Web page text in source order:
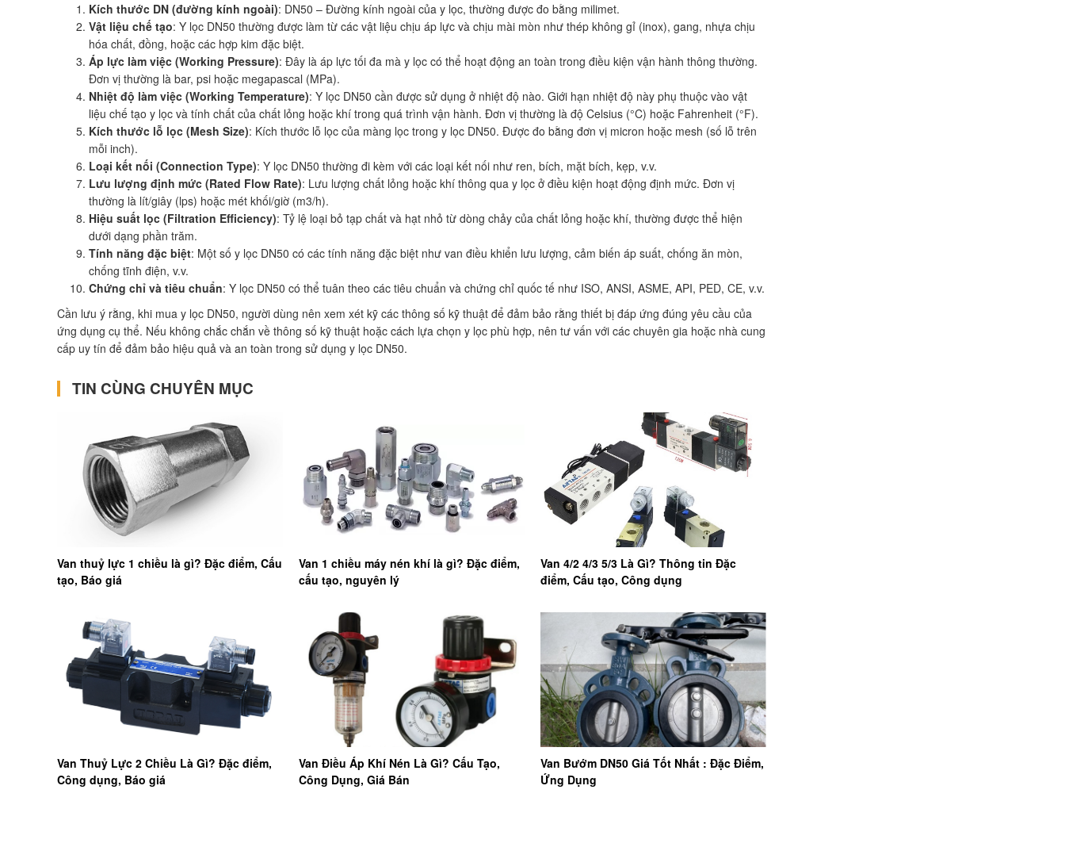
Kích thước DN (đường kính ngoài): DN50 – Đường kính ngoài của y lọc, thường được đo bằng milimet.
Vật liệu chế tạo: Y lọc DN50 thường được làm từ các vật liệu chịu áp lực và chịu mài mòn như thép không gỉ (inox), gang, nhựa chịu
hóa chất, đồng, hoặc các hợp kim đặc biệt.
Áp lực làm việc (Working Pressure): Đây là áp lực tối đa mà y lọc có thể hoạt động an toàn trong điều kiện vận hành thông thường.
Đơn vị thường là bar, psi hoặc megapascal (MPa).
Nhiệt độ làm việc (Working Temperature): Y lọc DN50 cần được sử dụng ở nhiệt độ nào. Giới hạn nhiệt độ này phụ thuộc vào vật
liệu chế tạo y lọc và tính chất của chất lỏng hoặc khí trong quá trình vận hành. Đơn vị thường là độ Celsius (°C) hoặc Fahrenheit (°F).
Kích thước lỗ lọc (Mesh Size): Kích thước lỗ lọc của màng lọc trong y lọc DN50. Được đo bằng đơn vị micron hoặc mesh (số lỗ trên
mỗi inch).
Loại kết nối (Connection Type): Y lọc DN50 thường đi kèm với các loại kết nối như ren, bích, mặt bích, kẹp, v.v.
Lưu lượng định mức (Rated Flow Rate): Lưu lượng chất lỏng hoặc khí thông qua y lọc ở điều kiện hoạt động định mức. Đơn vị
thường là lít/giây (lps) hoặc mét khối/giờ (m3/h).
Hiệu suất lọc (Filtration Efficiency): Tỷ lệ loại bỏ tạp chất và hạt nhỏ từ dòng chảy của chất lỏng hoặc khí, thường được thể hiện
dưới dạng phần trăm.
Tính năng đặc biệt: Một số y lọc DN50 có các tính năng đặc biệt như van điều khiển lưu lượng, cảm biến áp suất, chống ăn mòn,
chống tĩnh điện, v.v.
Chứng chỉ và tiêu chuẩn: Y lọc DN50 có thể tuân theo các tiêu chuẩn và chứng chỉ quốc tế như ISO, ANSI, ASME, API, PED, CE, v.v.
Cần lưu ý rằng, khi mua y lọc DN50, người dùng nên xem xét kỹ các thông số kỹ thuật để đảm bảo rằng thiết bị đáp ứng đúng yêu cầu của
ứng dụng cụ thể. Nếu không chắc chắn về thông số kỹ thuật hoặc cách lựa chọn y lọc phù hợp, nên tư vấn với các chuyên gia hoặc nhà cung
cấp uy tín để đảm bảo hiệu quả và an toàn trong sử dụng y lọc DN50.
TIN CÙNG CHUYÊN MỤC
Van thuỷ lực 1 chiều là gì? Đặc điểm, Cấu
tạo, Báo giá
Van 1 chiều máy nén khí là gì? Đặc điểm,
cấu tạo, nguyên lý
Van 4/2 4/3 5/3 Là Gì? Thông tin Đặc
điểm, Cấu tạo, Công dụng
Van Thuỷ Lực 2 Chiều Là Gì? Đặc điểm,
Công dụng, Báo giá
Van Điều Áp Khí Nén Là Gì? Cấu Tạo,
Công Dụng, Giá Bán
Van Bướm DN50 Giá Tốt Nhất : Đặc Điểm,
Ứng Dụng